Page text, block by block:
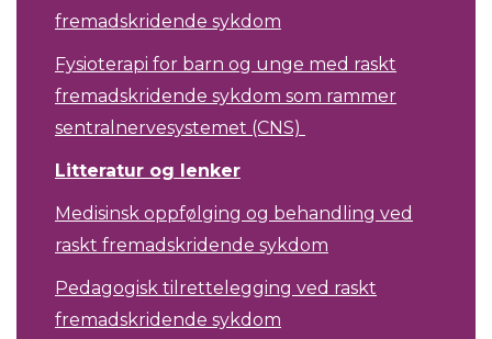
fremadskridende sykdom
Fysioterapi for barn og unge med raskt
fremadskridende sykdom som rammer
sentralnervesystemet (CNS)
Litteratur og lenker
Medisinsk oppfølging og behandling ved
raskt fremadskridende sykdom
Pedagogisk tilrettelegging ved raskt
fremadskridende sykdom